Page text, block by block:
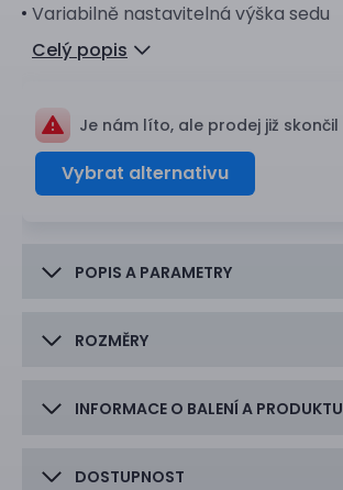
Variabilně nastavitelná výška sedu
Celý popis
Je nám líto, ale prodej již skončil
Vybrat alternativu
POPIS A PARAMETRY
ROZMĚRY
INFORMACE O BALENÍ A PRODUKTU
DOSTUPNOST